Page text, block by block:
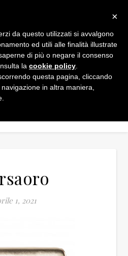
1, 2021
×
da questo utilizzati si avvalgono
ed utili alle finalità illustrate
di più o negare il consenso
la cookie policy
questa pagina, cliccando
in altra maniera,